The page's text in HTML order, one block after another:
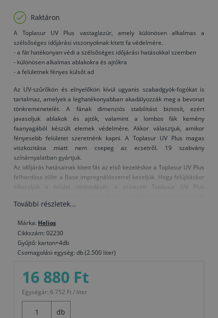
Raktáron
A Toplasur UV Plus vastaglazúr, amely különösen alkalmas a
szélsőséges időjárási viszonyoknak kitett fa védelmére.
- a fát hatékonyan védi a szélsőséges időjárási hatásokkal szemben
- különösen alkalmas ablakokra és ajtókra
- a felületnek fényes külsőt ad
Az UV-szűrőkön és elnyelőkön kívül ugyanis szabadgyök-fogókat is
tartalmaz, amelyek a leghatékonyabban akadályozzák meg a bevonat
tönkremenetelét. A fának dimenziós stabilitást biztosít, ezért
javasoljuk ablakok és ajtók, valamint a lombos fák kemény
faanyagából készült elemek védelmére. Akkor választjuk, amikor
fényesebb felületet szeretnénk kapni. A Toplasur UV Plus magas
viszkozitása miatt nem csepeg az ecsetről. 19 szabvány
színárnyalatban gyártjuk.
Az időjárás hatásainak kitett fát az első kezeléskor a Toplasur UV Plus
felhordása előtt a Base impregnálószerrel kezeljük. Hogy felújításkor
elkerüljük a felület sötétedését, a színezett Toplasur UV Plus
azonos mennyiségben és az így kapott keveréket visszük fel a
Amikor kerti bútort festünk vagy mechanikai igénybevételnek kitett
faelemeket, az igénybevétel előtt egy héten keresztül hagyjuk
száradni.
alkalmas utolsó bevonatrétegként a sötét színű lazúrokra, vagy a
sötétebb színárnyalatú fafajtákra, mivel a különleges UV-szűrők
és elnyelők tejszerű külsőt adhatnak a felületnek.
További részletek...
Márka: Helios
Cikkszám: 02230
Gyűjtő: karton=4db
Csomagolási egység: db (2.500 liter)
16 880 Ft
Egységár: 6 752 Ft / liter
db